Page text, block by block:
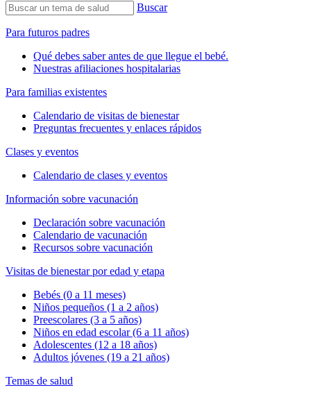
Buscar
Para futuros padres
Qué debes saber antes de que llegue el bebé.
Nuestras afiliaciones hospitalarias
Para familias existentes
Calendario de visitas de bienestar
Preguntas frecuentes y enlaces rápidos
Clases y eventos
Calendario de clases y eventos
Información sobre vacunación
Declaración sobre vacunación
Calendario de vacunación
Recursos sobre vacunación
Visitas de bienestar por edad y etapa
Bebés (0 a 11 meses)
Niños pequeños (1 a 2 años)
Preescolares (3 a 5 años)
Niños en edad escolar (6 a 11 años)
Adolescentes (12 a 18 años)
Adultos jóvenes (19 a 21 años)
Temas de salud